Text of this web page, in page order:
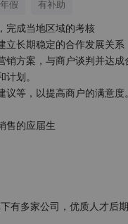
假 有补助
完成当地区域的考核
立长期稳定的合作发展关系
方案，与商户谈判并达成
划。
等，以提高商户的满意度。
售的应届生
有多家公司，优质人才后